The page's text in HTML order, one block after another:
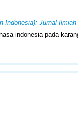
Indonesia): Jurnal
indonesia pada